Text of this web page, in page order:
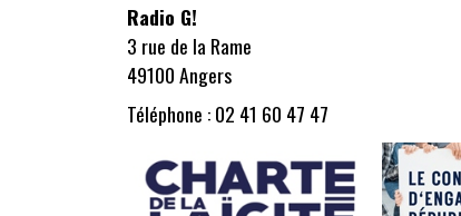
Radio G!
3 rue de la Rame
49100 Angers
Téléphone : 02 41 60 47 47